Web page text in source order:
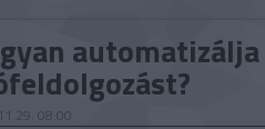
08:00